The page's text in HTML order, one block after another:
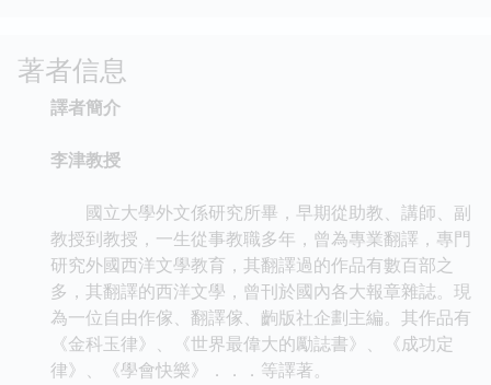
著者信息
譯者簡介
李津教授
國立大學外文係研究所畢，早期從助教、講師、副
教授到教授，一生從事教職多年，曾為專業翻譯，專門
研究外國西洋文學教育，其翻譯過的作品有數百部之
多，其翻譯的西洋文學，曾刊於國內各大報章雜誌。現
為一位自由作傢、翻譯傢、齣版社企劃主編。其作品有
《金科玉律》、《世界最偉大的勵誌書》、《成功定
律》、《學會快樂》．．．等譯著。